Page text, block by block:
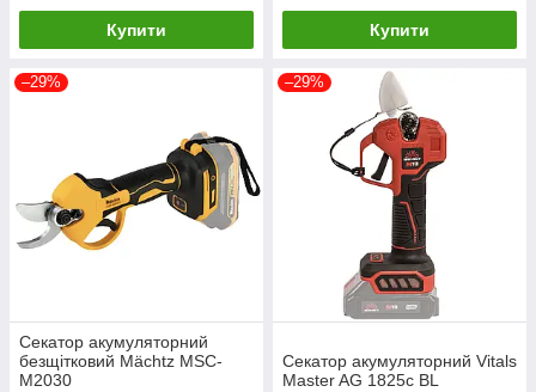
Купити Купити
–29%
Секатор акумуляторний
безщітковий Mächtz MSC-
M2030
–29%
Секатор акумуляторний Vitals
Master AG 1825c BL